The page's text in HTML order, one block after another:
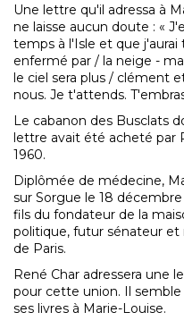
Une lettre qu'il adressa à
ne laisse aucun doute : «
temps à l'Isle et que j'aurai
enfermé par / la neige -
le ciel sera plus / clément
nous. Je t'attends.
Le cabanon des Busclats
lettre avait été acheté par
1960.
Diplômée de médecine,
sur Sorgue le 18
fils du fondateur de la
politique, futur sénateur
de Paris.
René Char adressera une
pour cette union. Il semble
ses livres à Marie-Louise.